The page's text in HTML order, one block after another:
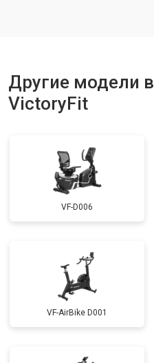
Другие модели
VictoryFit
VF-D006
VF-AirBike D001